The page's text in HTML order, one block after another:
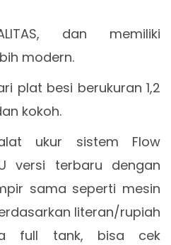
dan memiliki
modern.
plat besi berukuran 1,2
kokoh.
ukur sistem Flow
versi terbaru dengan
sama seperti mesin
literan/rupiah
full tank, bisa cek